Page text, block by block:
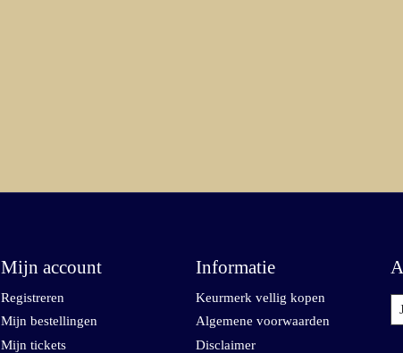
Mijn account
Registreren
Mijn bestellingen
Mijn tickets
Informatie
Keurmerk vellig kopen
Algemene voorwaarden
Disclaimer